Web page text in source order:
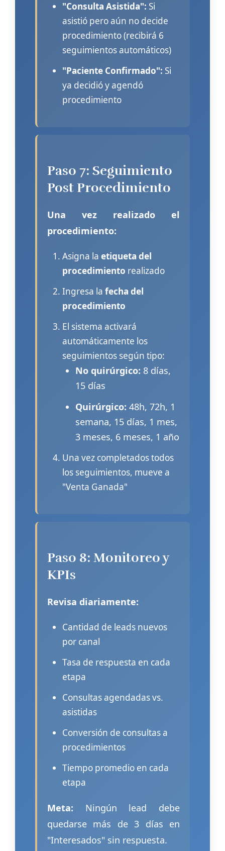
"Consulta Asistida": Si
asistió pero aún no decide
procedimiento (recibirá 6
seguimientos automáticos)
"Paciente Confirmado": Si
ya decidió y agendó
procedimiento
Paso 7: Seguimiento
Post Procedimiento
Una vez realizado el
procedimiento:
Asigna la etiqueta del
procedimiento realizado
Ingresa la fecha del
procedimiento
El sistema activará
automáticamente los
seguimientos según tipo:
No quirúrgico: 8 días,
15 días
Quirúrgico: 48h, 72h, 1
semana, 15 días, 1 mes,
3 meses, 6 meses, 1 año
Una vez completados todos
los seguimientos, mueve a
"Venta Ganada"
Paso 8: Monitoreo y
KPIs
Revisa diariamente:
Cantidad de leads nuevos
por canal
Tasa de respuesta en cada
etapa
Consultas agendadas vs.
asistidas
Conversión de consultas a
procedimientos
Tiempo promedio en cada
etapa
Meta: Ningún lead debe
quedarse más de 3 días en
"Interesados" sin respuesta.